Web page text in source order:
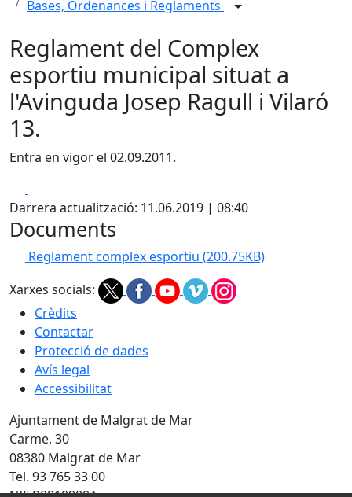
Bases, Ordenances i Reglaments
Reglament del Complex
esportiu municipal situat a
l'Avinguda Josep Ragull i Vilaró
13.
Entra en vigor el 02.09.2011.
Darrera actualització: 11.06.2019 | 08:40
Documents
Reglament complex esportiu (200.75KB)
Xarxes socials:
Crèdits
Contactar
Protecció de dades
Avís legal
Accessibilitat
Ajuntament de Malgrat de Mar
Carme, 30
08380 Malgrat de Mar
Tel. 93 765 33 00